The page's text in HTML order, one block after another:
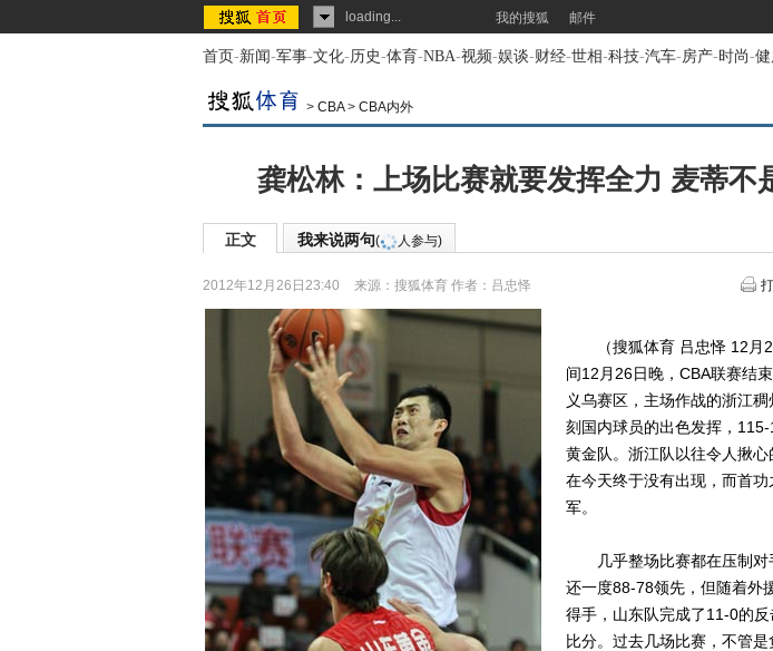
loading... 我的搜狐 邮件
首页-新闻-军事-文化-历史-体育-NBA-视频-娱谈-财经-世相-科技-汽车-房产-时尚-
> CBA> CBA内外
龚松林：上场比赛就要发挥全力 麦蒂不
正文 我来说两句( 人参与)
2012年12月26日23:40 来源： 搜狐体育 作者：吕忠怿
（搜狐体育 吕忠怿 12月
间12月26日晚，CBA联赛结
义乌赛区，主场作战的浙江
刻国内球员的出色发挥，
黄金队。浙江队以往令人揪心
在今天终于没有出现，而首
军。
几乎整场比赛都在压制对
还一度88-78领先，但随着外
得手，山东队完成了11-0的
比分。过去几场比赛，不管